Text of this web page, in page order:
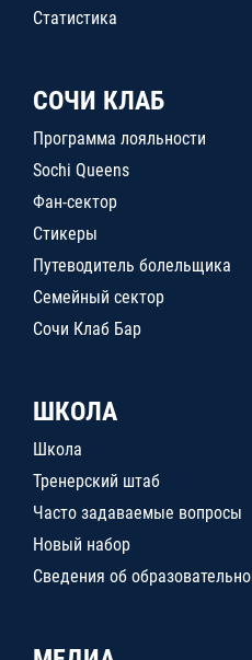
Статистика
СОЧИ КЛАБ
Программа лояльности
Sochi Queens
Фан-сектор
Стикеры
Путеводитель болельщика
Семейный сектор
Сочи Клаб Бар
ШКОЛА
Школа
Тренерский штаб
Часто задаваемые вопросы
Новый набор
Сведения об